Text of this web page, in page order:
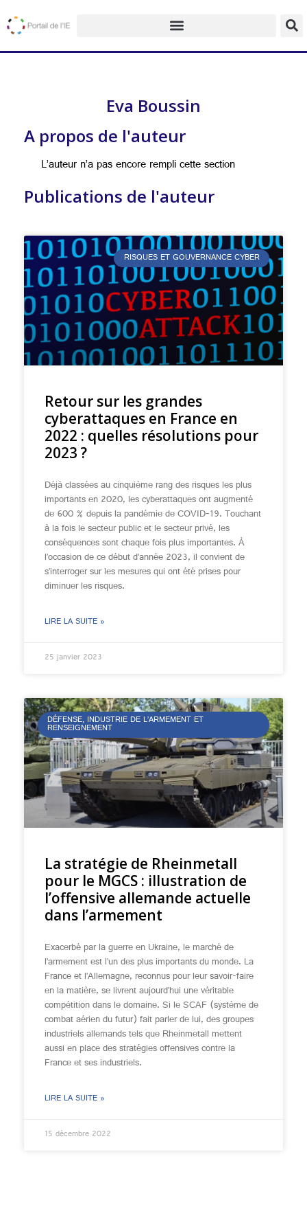
Eva Boussin
A propos de l'auteur
L’auteur n’a pas encore rempli cette section
Publications de l'auteur
RISQUES ET GOUVERNANCE CYBER
Retour sur les grandes
cyberattaques en France en
2022 : quelles résolutions pour
2023 ?
Déjà classées au cinquième rang des risques les plus
importants en 2020, les cyberattaques ont augmenté
de 600 % depuis la pandémie de COVID-19. Touchant
à la fois le secteur public et le secteur privé, les
conséquences sont chaque fois plus importantes. À
l’occasion de ce début d’année 2023, il convient de
s’interroger sur les mesures qui ont été prises pour
diminuer les risques.
LIRE LA SUITE »
25 janvier 2023
DÉFENSE, INDUSTRIE DE L’ARMEMENT ET
RENSEIGNEMENT
La stratégie de Rheinmetall
pour le MGCS : illustration de
l’offensive allemande actuelle
dans l’armement
Exacerbé par la guerre en Ukraine, le marché de
l’armement est l’un des plus importants du monde. La
France et l’Allemagne, reconnus pour leur savoir-faire
en la matière, se livrent aujourd’hui une véritable
compétition dans le domaine. Si le SCAF (système de
combat aérien du futur) fait parler de lui, des groupes
industriels allemands tels que Rheinmetall mettent
aussi en place des stratégies offensives contre la
France et ses industriels.
LIRE LA SUITE »
15 décembre 2022